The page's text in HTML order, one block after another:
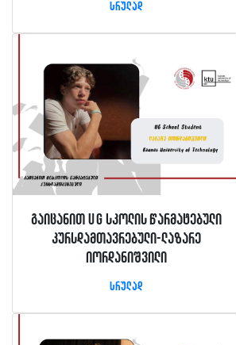
სრულად
გაიცანით UG სკოლის წარმატებული
კურსდამთავრებული-ლაზარე
იორდანიშვილი
სრულად